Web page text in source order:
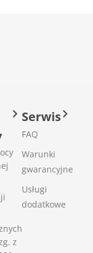
z
Serwis
FAQ
Warunki
gwarancyjne
Usługi
dodatkowe